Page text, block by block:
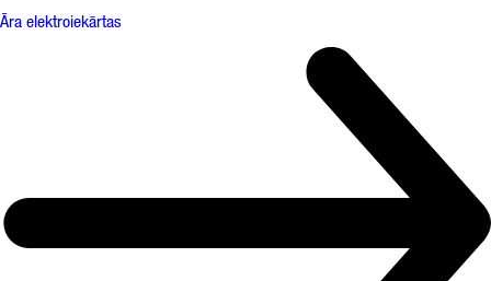
Āra elektroiekārtas